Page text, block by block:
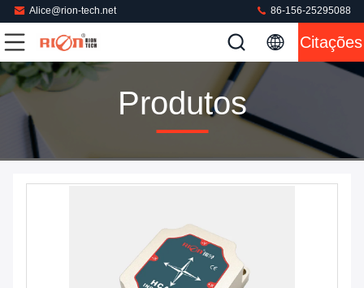
Alice@rion-tech.net 86-156-25295088
Citações
Produtos